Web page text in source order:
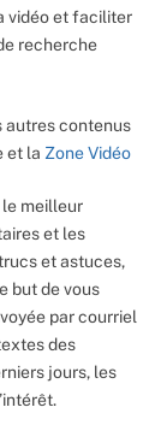
vidéo et faciliter
recherche
autres contenus
et la Zone Vidéo
meilleur
et les
et astuces,
but de vous
par courriel
des
jours, les